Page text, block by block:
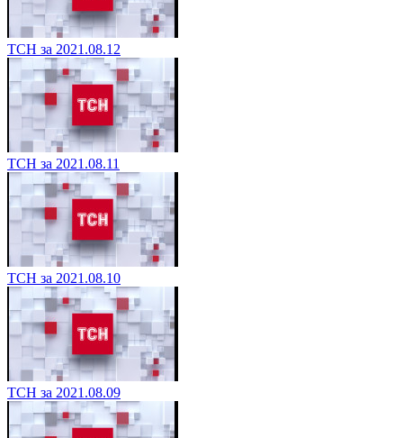
ТСН за 2021.08.12
ТСН за 2021.08.11
ТСН за 2021.08.10
ТСН за 2021.08.09